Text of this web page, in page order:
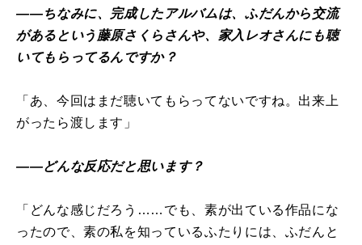
――ちなみに、完成したアルバムは、ふだんから交流
があるという藤原さくらさんや、家入レオさんにも聴
いてもらってるんですか？
「あ、今回はまだ聴いてもらってないですね。出来上
がったら渡します」
――どんな反応だと思います？
「どんな感じだろう……でも、素が出ている作品にな
ったので、素の私を知っているふたりには、ふだんと